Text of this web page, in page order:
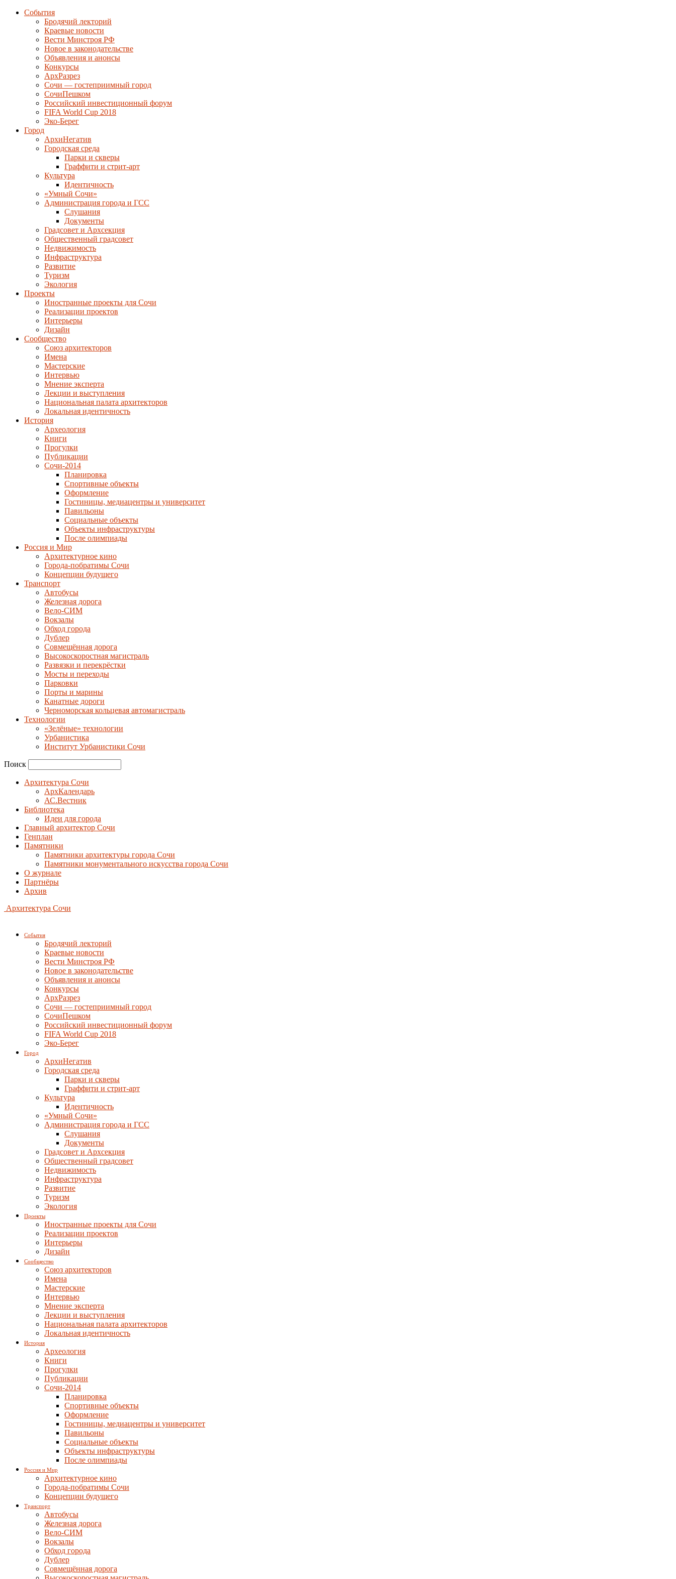
События
Бродячий лекторий
Краевые новости
Вести Минстроя РФ
Новое в законодательстве
Объявления и анонсы
Конкурсы
АрхРазрез
Сочи — гостеприимный город
СочиПешком
Российский инвестиционный форум
FIFA World Cup 2018
Эко-Берег
Город
АрхиНегатив
Городская среда
Парки и скверы
Граффити и стрит-арт
Культура
Идентичность
«Умный Сочи»
Администрация города и ГСС
Слушания
Документы
Градсовет и Архсекция
Общественный градсовет
Недвижимость
Инфраструктура
Развитие
Туризм
Экология
Проекты
Иностранные проекты для Сочи
Реализации проектов
Интерьеры
Дизайн
Сообщество
Союз архитекторов
Имена
Мастерские
Интервью
Мнение эксперта
Лекции и выступления
Национальная палата архитекторов
Локальная идентичность
История
Археология
Книги
Прогулки
Публикации
Сочи-2014
Планировка
Спортивные объекты
Оформление
Гостиницы, медиацентры и университет
Павильоны
Социальные объекты
Объекты инфраструктуры
После олимпиады
Россия и Мир
Архитектурное кино
Города-побратимы Сочи
Концепции будущего
Транспорт
Автобусы
Железная дорога
Вело-СИМ
Вокзалы
Обход города
Дублер
Совмещённая дорога
Высокоскоростная магистраль
Развязки и перекрёстки
Мосты и переходы
Парковки
Порты и марины
Канатные дороги
Черноморская кольцевая автомагистраль
Технологии
«Зелёные» технологии
Урбанистика
Институт Урбанистики Сочи
Поиск
Архитектура Сочи
АрхКалендарь
АС.Вестник
Библиотека
Идеи для города
Главный архитектор Сочи
Генплан
Памятники
Памятники архитектуры города Сочи
Памятники монументального искусства города Сочи
О журнале
Партнёры
Архив
Архитектура Сочи
События
Бродячий лекторий
Краевые новости
Вести Минстроя РФ
Новое в законодательстве
Объявления и анонсы
Конкурсы
АрхРазрез
Сочи — гостеприимный город
СочиПешком
Российский инвестиционный форум
FIFA World Cup 2018
Эко-Берег
Город
АрхиНегатив
Городская среда
Парки и скверы
Граффити и стрит-арт
Культура
Идентичность
«Умный Сочи»
Администрация города и ГСС
Слушания
Документы
Градсовет и Архсекция
Общественный градсовет
Недвижимость
Инфраструктура
Развитие
Туризм
Экология
Проекты
Иностранные проекты для Сочи
Реализации проектов
Интерьеры
Дизайн
Сообщество
Союз архитекторов
Имена
Мастерские
Интервью
Мнение эксперта
Лекции и выступления
Национальная палата архитекторов
Локальная идентичность
История
Археология
Книги
Прогулки
Публикации
Сочи-2014
Планировка
Спортивные объекты
Оформление
Гостиницы, медиацентры и университет
Павильоны
Социальные объекты
Объекты инфраструктуры
После олимпиады
Россия и Мир
Архитектурное кино
Города-побратимы Сочи
Концепции будущего
Транспорт
Автобусы
Железная дорога
Вело-СИМ
Вокзалы
Обход города
Дублер
Совмещённая дорога